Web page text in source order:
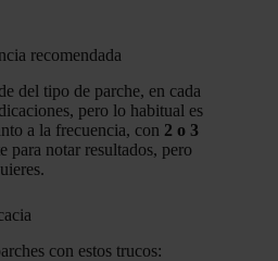
recomendada
del tipo de parche, en cada
pero lo habitual es
a la frecuencia, con 2 o 3
para notar resultados, pero
con estos trucos: